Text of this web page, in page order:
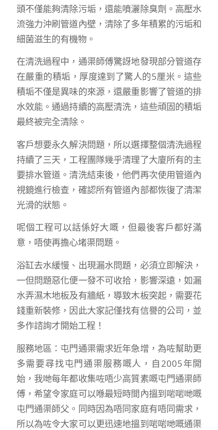
頭不僅能夠清除污垢，還能噴灑除臭劑。高壓水
流強力沖刷管道內壁，清除了多年積累的污垢和
細菌滋生的有機物。
在清洗過程中，通渠師傅驚訝地發現部分管道存
在嚴重的積垢，厚度達到了驚人的5厘米。這些
積垢不僅是異味的來源，還嚴重影響了管道的排
水效能。通過持續的高壓清洗，這些頑固的積垢
最終被完全清除。
客戶想要永久解決問題，所以選擇整個清洗過程
持續了三天，工程團隊幾乎清理了大廈所有的主
要排水管道。清洗結束後，他們再次使用管道內
視鏡進行檢查，確認所有管道內部都恢復了清潔
光滑的狀態。
呢個工程可以話係好大嘅，但最後客戶都好滿
意，唔使再擔心堵渠問題。
浴缸去水緩慢、出現漏水問題，必須立即解決，
一但問題惡化便一發不可收拾，影響深遠，如漏
水弄濕木地板及有牆紙，導致木板突起，需要花
錢重新裝修，因此大家記僅找有信譽的公司，並
多作諮詢才開始工程！
服務地區：屯門通渠需求近年急增，為咗幫助更
多需要尋找屯門通渠服務嘅人，自2005年開
始，我哋每年都收集咗唔少高質素嘅屯門通渠師
傅，希望令家庭可以喺最短時間內搵到啱啱哋嘅
屯門通渠師父。同時因為唔同家庭有唔同需求，
所以為咗令大家可以更迅速地搵到啱啱哋嘅通渠